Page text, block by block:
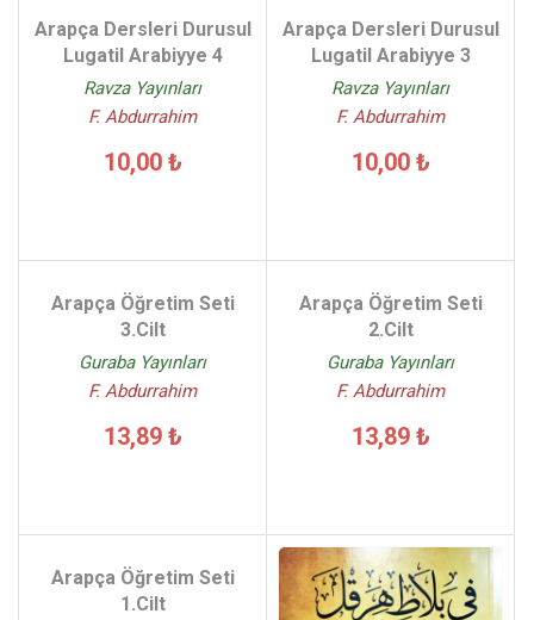
Arapça Dersleri Durusul
Lugatil Arabiyye 4
Ravza Yayınları
F. Abdurrahim
10,00 ₺
Arapça Dersleri Durusul
Lugatil Arabiyye 3
Ravza Yayınları
F. Abdurrahim
10,00 ₺
Arapça Öğretim Seti
3.Cilt
Guraba Yayınları
F. Abdurrahim
13,89 ₺
Arapça Öğretim Seti
2.Cilt
Guraba Yayınları
F. Abdurrahim
13,89 ₺
Arapça Öğretim Seti
1.Cilt